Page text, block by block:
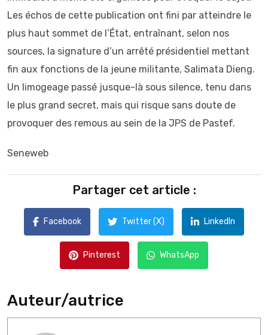
Les échos de cette publication ont fini par atteindre le
plus haut sommet de l’État, entraînant, selon nos
sources, la signature d’un arrêté présidentiel mettant
fin aux fonctions de la jeune militante, Salimata Dieng.
Un limogeage passé jusque-là sous silence, tenu dans
le plus grand secret, mais qui risque sans doute de
provoquer des remous au sein de la JPS de Pastef.
Seneweb
Partager cet article :
Facebook Twitter (X) LinkedIn
Pinterest WhatsApp
Auteur/autrice